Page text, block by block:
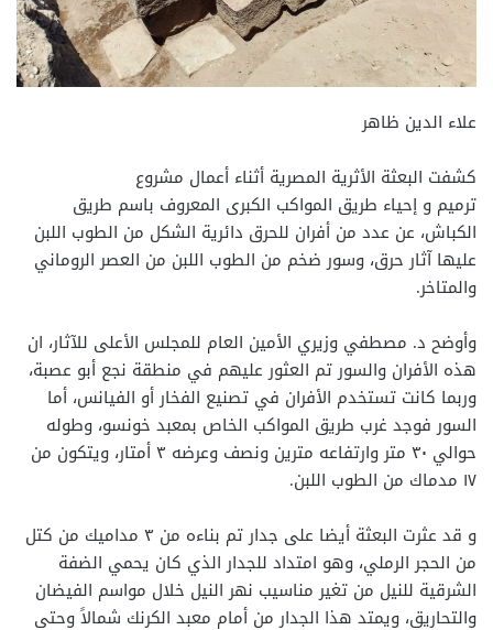
علاء الدين ظاهر
كشفت البعثة الأثرية المصرية أثناء أعمال مشروع
ترميم و إحياء طريق المواكب الكبرى المعروف باسم طريق
الكباش، عن عدد من أفران للحرق دائرية الشكل من الطوب اللبن
عليها آثار حرق، وسور ضخم من الطوب اللبن من العصر الروماني
والمتاخر.
وأوضح د. مصطفي وزيري الأمين العام للمجلس الأعلى للآثار، ان
هذه الأفران والسور تم العثور عليهم في منطقة نجع أبو عصبة،
وربما كانت تستخدم الأفران في تصنيع الفخار أو الفيانس، أما
السور فوجد غرب طريق المواكب الخاص بمعبد خونسو، وطوله
حوالي ٣٠ متر وارتفاعه مترين ونصف وعرضه ٣ أمتار، ويتكون من
١٧ مدماك من الطوب اللبن.
و قد عثرت البعثة أيضا على جدار تم بناءه من ٣ مداميك من كتل
من الحجر الرملي، وهو امتداد للجدار الذي كان يحمي الضفة
الشرقية للنيل من تغير مناسيب نهر النيل خلال مواسم الفيضان
والتحاريق، ويمتد هذا الجدار من أمام معبد الكرنك شمالاً وحتى